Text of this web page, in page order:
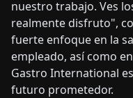
nuestro trabajo. Ves
realmente disfruto",
fuerte enfoque en la
empleado, así como
Gastro International
futuro prometedor.